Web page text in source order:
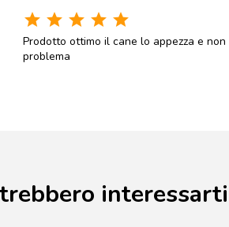
star star star star star
Prodotto ottimo il cane lo appezza e
problema